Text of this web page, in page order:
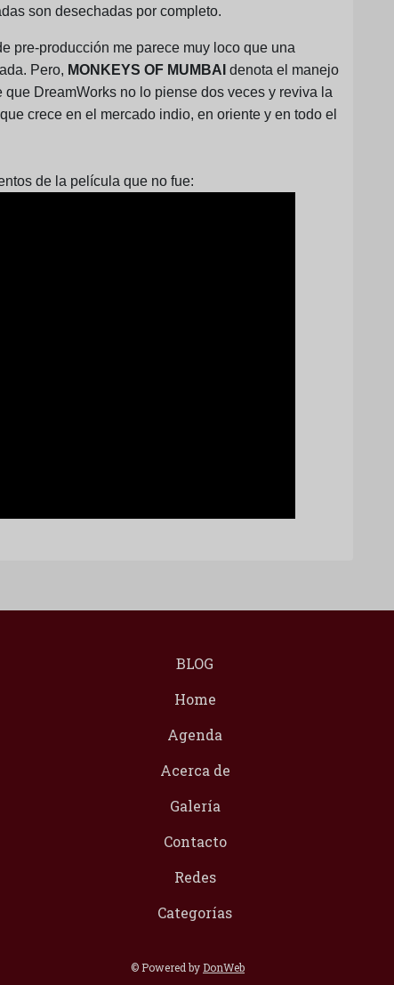
son desechadas por completo.
pre-producción me parece muy loco que una
Pero, MONKEYS OF MUMBAI denota el manejo
DreamWorks no lo piense dos veces y reviva la
crece en el mercado indio, en oriente y en todo el
de la película que no fue:
BLOG
Home
Agenda
Acerca de
Galería
Contacto
Redes
Categorías
© Powered by DonWeb